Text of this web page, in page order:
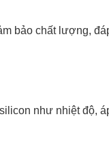
bảo chất lượng,
như nhiệt độ,